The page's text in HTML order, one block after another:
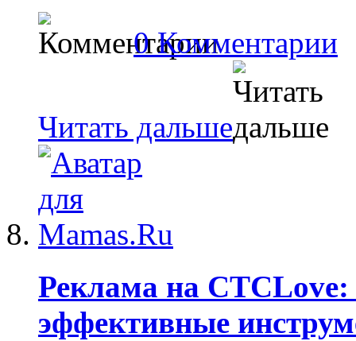
0 Комментарии
Читать дальше
Реклама на СТСLove:
эффективные